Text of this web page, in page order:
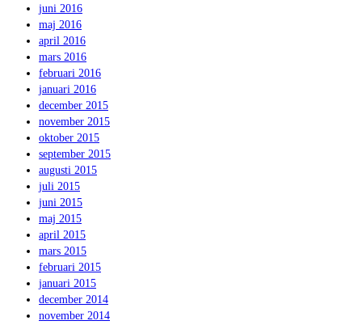
juni 2016
maj 2016
april 2016
mars 2016
februari 2016
januari 2016
december 2015
november 2015
oktober 2015
september 2015
augusti 2015
juli 2015
juni 2015
maj 2015
april 2015
mars 2015
februari 2015
januari 2015
december 2014
november 2014